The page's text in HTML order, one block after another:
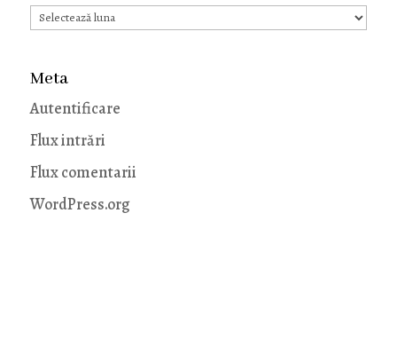
Arhive
Meta
Autentificare
Flux intrări
Flux comentarii
WordPress.org